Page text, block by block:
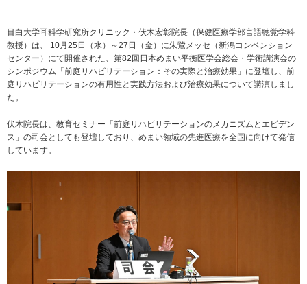
目白大学耳科学研究所クリニック・伏木宏彰院長（保健医療学部言語聴覚学科
教授）は、 10月25日（水）～27日（金）に朱鷺メッセ（新潟コンベンション
センター）にて開催された、第82回日本めまい平衡医学会総会・学術講演会の
シンポジウム「前庭リハビリテーション：その実際と治療効果」に登壇し、前
庭リハビリテーションの有用性と実践方法および治療効果について講演しまし
た。
伏木院長は、教育セミナー「前庭リハビリテーションのメカニズムとエビデン
ス」の司会としても登壇しており、めまい領域の先進医療を全国に向けて発信
しています。